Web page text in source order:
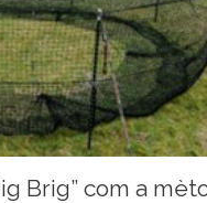
Brig” com a